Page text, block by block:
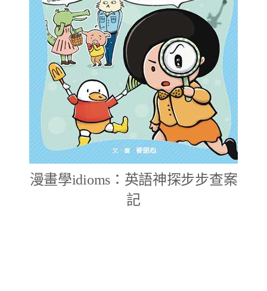
漫畫學idioms：英語神探步步查案
記